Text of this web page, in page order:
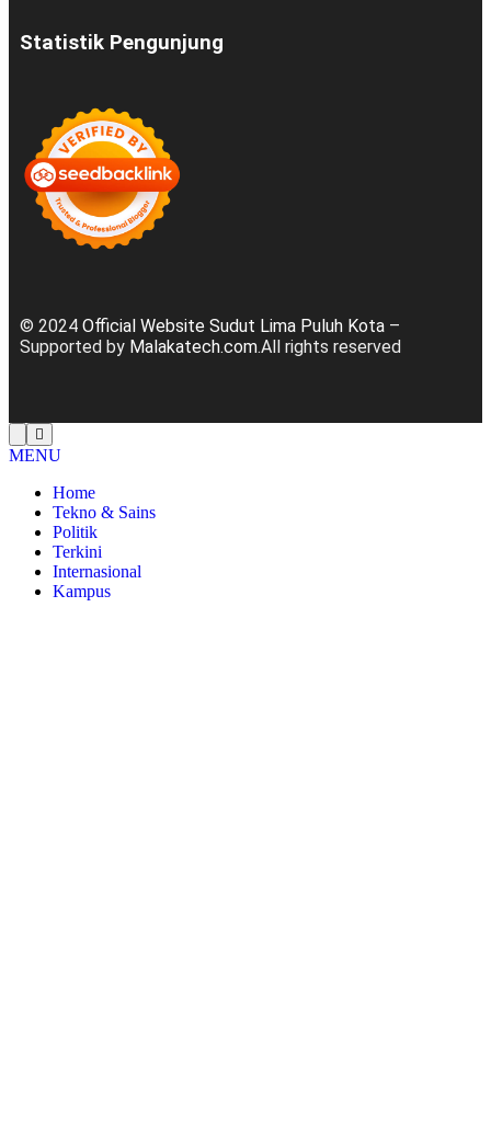
Statistik Pengunjung
© 2024 Official Website Sudut Lima Puluh Kota –
Supported by Malakatech.com.All rights reserved
MENU
Home
Tekno & Sains
Politik
Terkini
Internasional
Kampus